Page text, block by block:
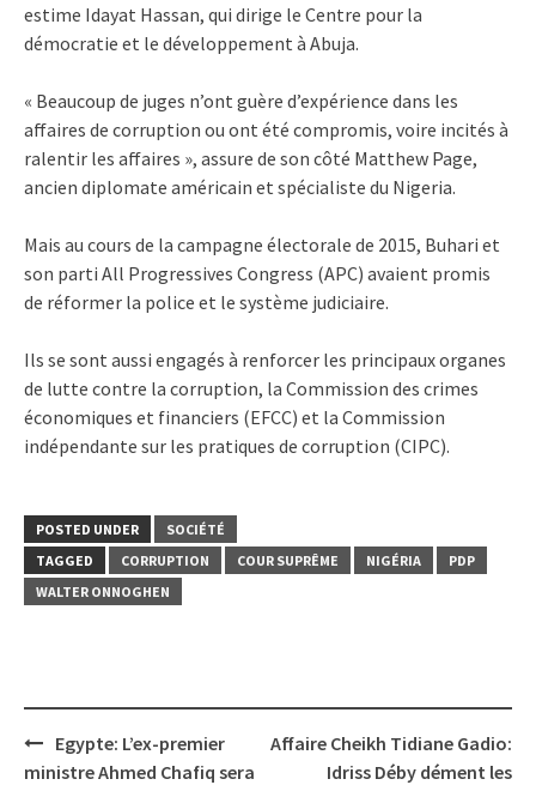
estime Idayat Hassan, qui dirige le Centre pour la
démocratie et le développement à Abuja.
« Beaucoup de juges n’ont guère d’expérience dans les
affaires de corruption ou ont été compromis, voire incités à
ralentir les affaires », assure de son côté Matthew Page,
ancien diplomate américain et spécialiste du Nigeria.
Mais au cours de la campagne électorale de 2015, Buhari et
son parti All Progressives Congress (APC) avaient promis
de réformer la police et le système judiciaire.
Ils se sont aussi engagés à renforcer les principaux organes
de lutte contre la corruption, la Commission des crimes
économiques et financiers (EFCC) et la Commission
indépendante sur les pratiques de corruption (CIPC).
POSTED UNDER
SOCIÉTÉ
TAGGED
CORRUPTION COUR SUPRÊME NIGÉRIA
PDP
WALTER ONNOGHEN
Post
navigation
Egypte: L’ex-premier
ministre Ahmed Chafiq sera
Affaire Cheikh Tidiane Gadio:
Idriss Déby dément les